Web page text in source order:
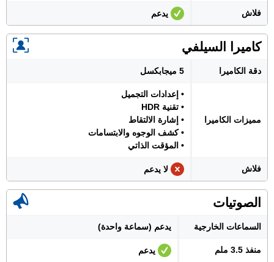
فلاش يدعم
كاميرا السيلفي
دقة الكاميرا 5 ميجابكسل
مميزات الكاميرا
• إعدادات التجميل
• تقنية HDR
• إشارة الالتقاط
• كشف الوجوه والابتسامات
• المؤقت الذاتي
فلاش لا يدعم
الصوتيات
السماعات الخارجية يدعم (سماعة واحدة)
منفذ 3.5 ملم يدعم